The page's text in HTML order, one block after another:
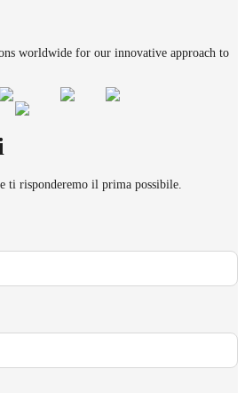
worldwide for our innovative approach to
ti risponderemo il prima possibile.